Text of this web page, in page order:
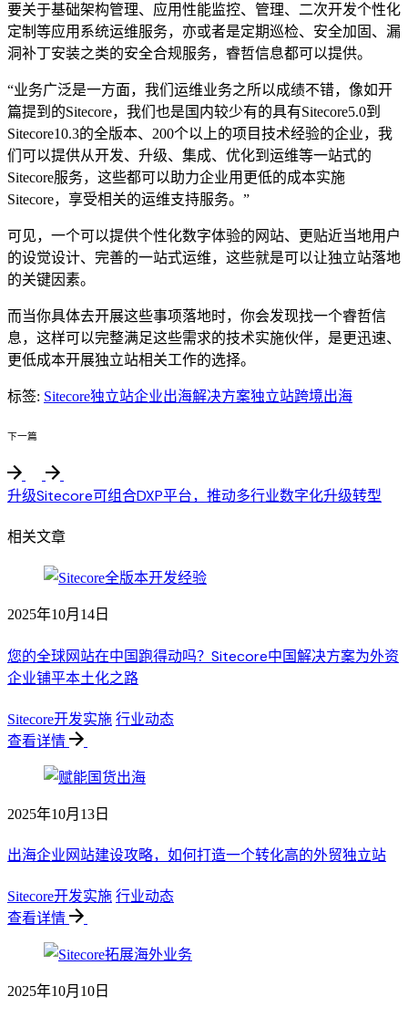
要关于基础架构管理、应用性能监控、管理、二次开发个性化
定制等应用系统运维服务，亦或者是定期巡检、安全加固、漏
洞补丁安装之类的安全合规服务，睿哲信息都可以提供。
“业务广泛是一方面，我们运维业务之所以成绩不错，像如开
篇提到的Sitecore，我们也是国内较少有的具有Sitecore5.0到
Sitecore10.3的全版本、200个以上的项目技术经验的企业，我
们可以提供从开发、升级、集成、优化到运维等一站式的
Sitecore服务，这些都可以助力企业用更低的成本实施
Sitecore，享受相关的运维支持服务。”
可见，一个可以提供个性化数字体验的网站、更贴近当地用户
的设觉设计、完善的一站式运维，这些就是可以让独立站落地
的关键因素。
而当你具体去开展这些事项落地时，你会发现找一个睿哲信
息，这样可以完整满足这些需求的技术实施伙伴，是更迅速、
更低成本开展独立站相关工作的选择。
标签: Sitecore独立站企业出海解决方案独立站跨境出海
下一篇
升级Sitecore可组合DXP平台，推动多行业数字化升级转型
相关文章
2025年10月14日
您的全球网站在中国跑得动吗？Sitecore中国解决方案为外资
企业铺平本土化之路
Sitecore开发实施 行业动态
查看详情
2025年10月13日
出海企业网站建设攻略，如何打造一个转化高的外贸独立站
Sitecore开发实施 行业动态
查看详情
2025年10月10日